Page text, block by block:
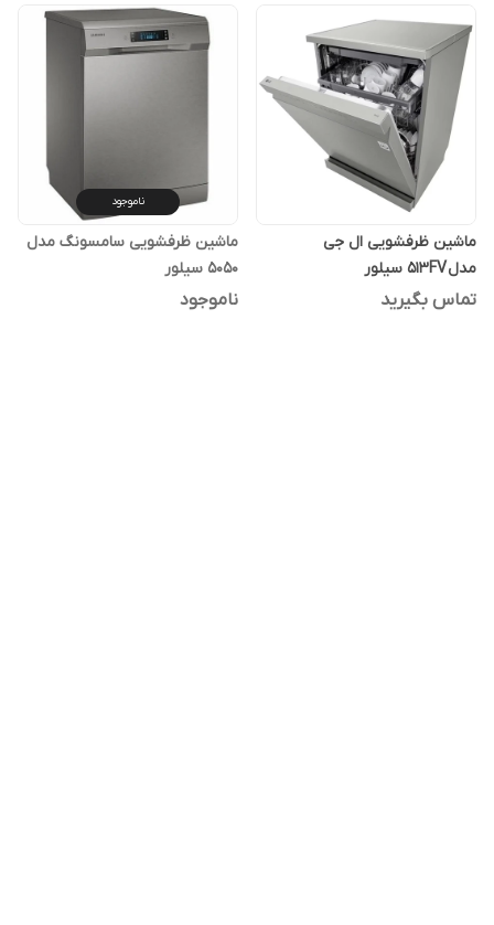
ماشین ظرفشویی ال جی
مدل 513FV سیلور
تماس بگیرید
ناموجود
ماشین ظرفشویی سامسونگ مدل
5050 سیلور
ناموجود